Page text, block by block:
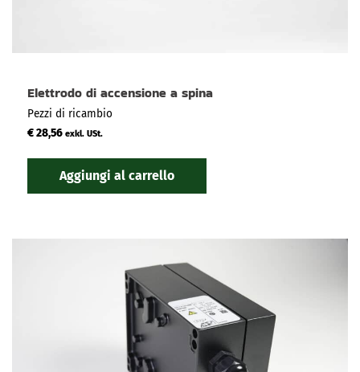
Elettrodo di accensione a spina
Pezzi di ricambio
€28,56 exkl. USt.
Aggiungi al carrello